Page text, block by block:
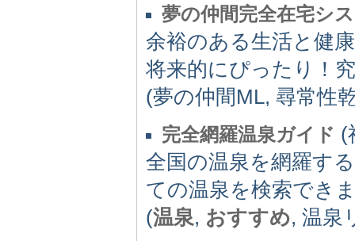
夢の仲間完全在宅シ
余裕のある生活と健
将来的にぴったり！
(夢の仲間ML, 尋常性
完全網羅温泉ガイド (
全国の温泉を網羅す
ての温泉を検索でき
(温泉, おすすめ, 温泉